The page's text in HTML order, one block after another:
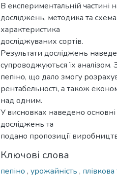
В експериментальній
досліджень, методика та
характеристика
досліджуваних сортів.
Результати досліджень
супроводжуються їх
пепіно, що дало змогу
рентабельності, а також
над одним.
У висновках наведено
досліджень та
подано пропозиції
Ключові слова
пепіно , урожайність ,